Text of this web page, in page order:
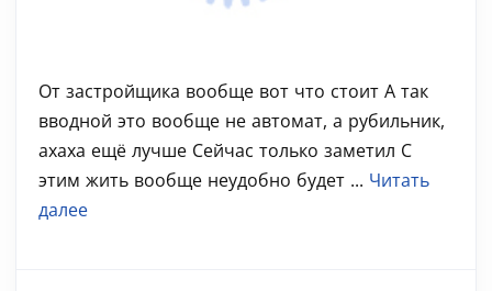
От застройщика вообще вот что стоит А так
вводной это вообще не автомат, а рубильник,
ахаха ещё лучше Сейчас только заметил С
этим жить вообще неудобно будет ... Читать
далее